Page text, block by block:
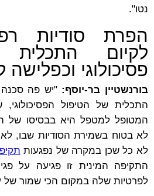
נטו".
הפרת סודיות
לקיום
פסיכולוגי וכפלישה
בורנשטיין בר-יוסף: "יש פה סכנה
התכלית של הטיפול הפסיכולוגי,
המטופל למטפל היא בבסיסו של
לא בטוח בשמירת הסודיות שבו, לא
לא כל שכן במקרה של נפגעות
התקיפה המינית זו פגיעה על
לפרטיות שלה במקום הכי שמור של